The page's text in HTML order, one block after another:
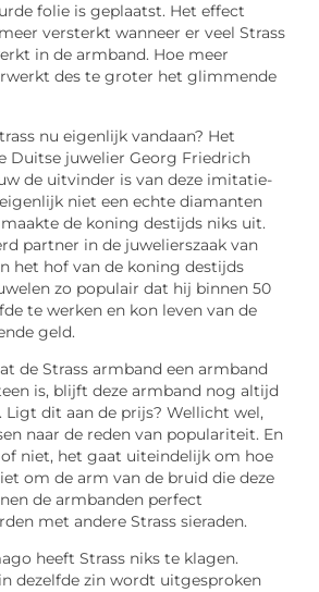
folie is geplaatst. Het effect
versterkt wanneer er veel Strass
in de armband. Hoe meer
des te groter het glimmende
nu eigenlijk vandaan? Het
Duitse juwelier Georg Friedrich
de uitvinder is van deze imitatie-
niet een echte diamanten
de koning destijds niks uit.
partner in de juwelierszaak van
het hof van de koning destijds
zo populair dat hij binnen 50
te werken en kon leven van de
geld.
de Strass armband een armband
is, blijft deze armband nog altijd
Ligt dit aan de prijs? Wellicht wel,
naar de reden van populariteit. En
niet, het gaat uiteindelijk om hoe
om de arm van de bruid die deze
de armbanden perfect
met andere Strass sieraden.
heeft Strass niks te klagen.
dezelfde zin wordt uitgesproken